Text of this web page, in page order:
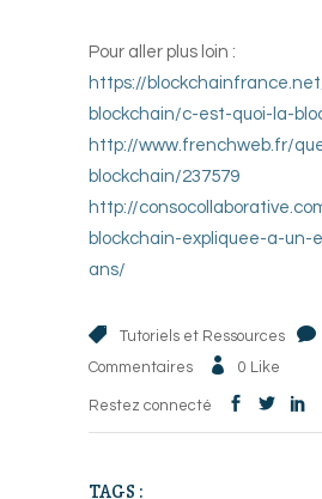
Pour aller plus loin :
https://
blockchain/c-est-quoi-la-
http://www.frenchweb.fr/
blockchain/237579
http://
blockchain-expliquee-a-
ans/
Tutoriels et Ressources
Commentaires
0 Like
Restez connecté
TAGS :